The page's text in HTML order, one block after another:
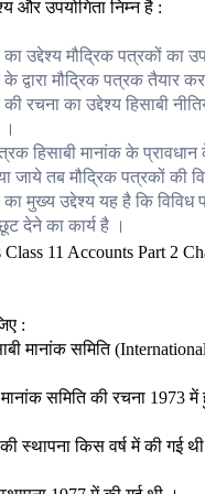
और उपयोगिता निम्न है :
का उद्देश्य मौद्रिक पत्रकों का
के द्वारा मौद्रिक पत्रक
की रचना का उद्देश्य हिसाबी
।
हिसाबी मानांक के
जाये तब मौद्रिक पत्रकों की
का मुख्य उद्देश्य यह है कि
देने का कार्य है ।
:
मानांक समिति
मानांक समिति की रचना 1973 में
स्थापना किस वर्ष में की गई